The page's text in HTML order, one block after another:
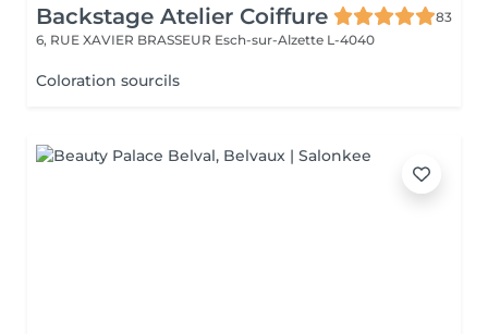
Backstage Atelier Coiffure
83
6, RUE XAVIER BRASSEUR Esch-sur-Alzette L-4040
Coloration sourcils